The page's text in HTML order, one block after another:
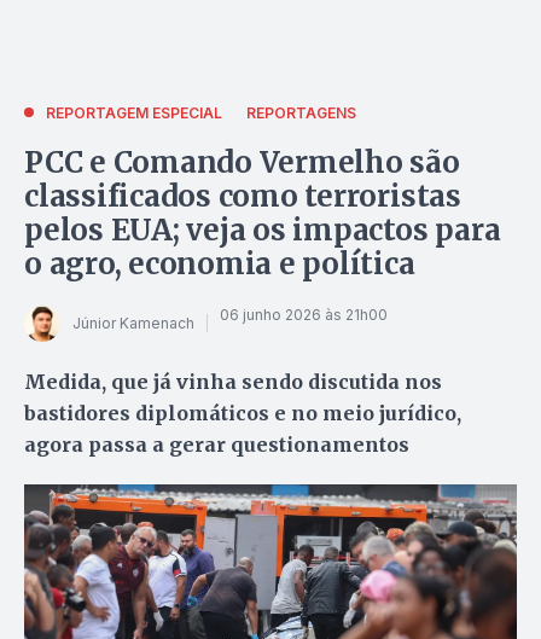
REPORTAGEM ESPECIAL REPORTAGENS
PCC e Comando Vermelho são
classificados como terroristas
pelos EUA; veja os impactos para
o agro, economia e política
Júnior Kamenach 06 junho 2026 às 21h00
Medida, que já vinha sendo discutida nos
bastidores diplomáticos e no meio jurídico,
agora passa a gerar questionamentos